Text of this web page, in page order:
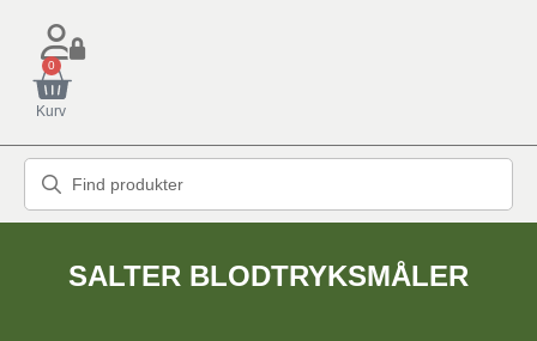
0
Kurv
SALTER BLODTRYKSMÅLER